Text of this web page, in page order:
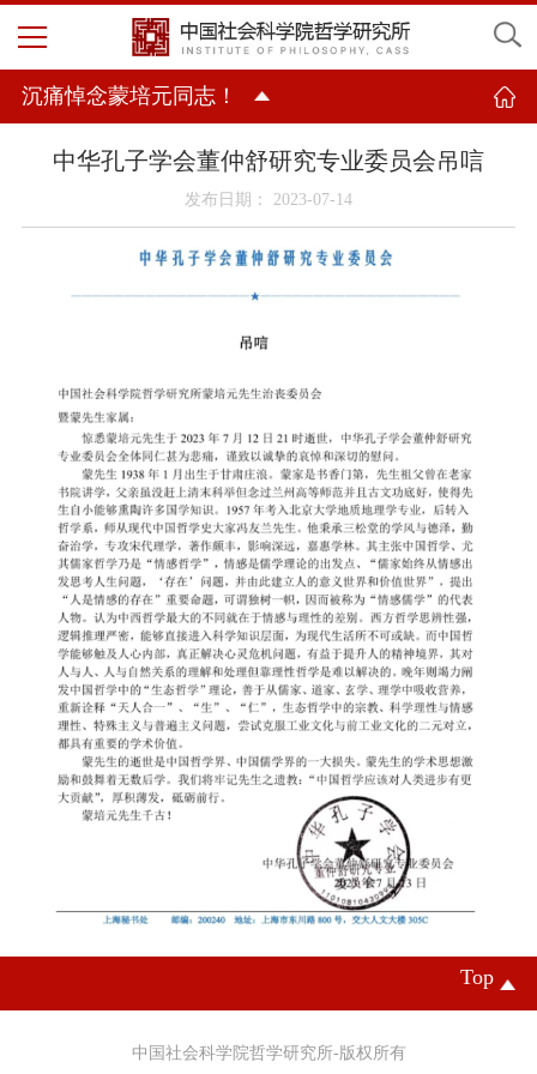
沉痛悼念蒙培元同志！
中华孔子学会董仲舒研究专业委员会吊唁
发布日期： 2023-07-14
Top
中国社会科学院哲学研究所-版权所有